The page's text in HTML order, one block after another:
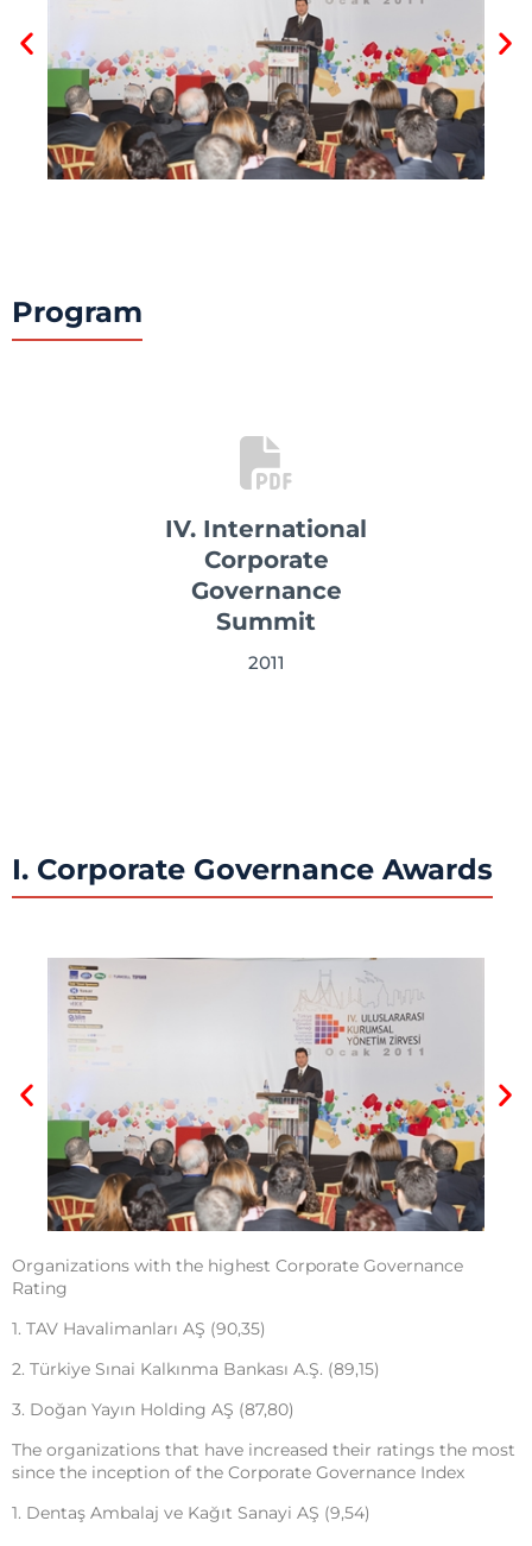
Program
IV. International
Corporate
Governance
Summit
2011
I. Corporate Governance Awards
Organizations with the highest Corporate Governance
Rating
1. TAV Havalimanları AŞ (90,35)
2. Türkiye Sınai Kalkınma Bankası A.Ş. (89,15)
3. Doğan Yayın Holding AŞ (87,80)
The organizations that have increased their ratings the most
since the inception of the Corporate Governance Index
1. Dentaş Ambalaj ve Kağıt Sanayi AŞ (9,54)